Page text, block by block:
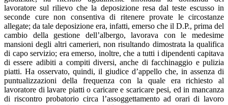
lavoratore sul rilievo che la deposizione resa dal teste escusso in
seconde cure non consentiva di ritenere provate le circostanze
allegate; da tale deposizione era, infatti, emerso che il D.P., prima del
cambio della gestione dell’albergo, lavorava con le medesime
mansioni degli altri camerieri, non risultando dimostrata la qualifica
di capo servizio; era emerso, inoltre, che a tutti i dipendenti capitava
di essere adibiti a compiti diversi, anche di facchinaggio e pulizia
piatti. Ha osservato, quindi, il giudice d’appello che, in assenza di
puntualizzazioni della frequenza con la quale era richiesto al
lavoratore di lavare piatti o caricare e scaricare pesi, ed in mancanza
di riscontro probatorio circa l’assoggettamento ad orari di lavoro